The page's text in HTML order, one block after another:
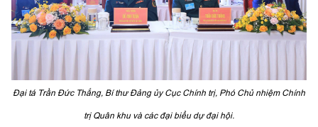
Đại tá Trần Đức Thắng, Bí thư Đảng ủy Cục Chính trị, Phó Chủ nhiệm Chính
trị Quân khu và các đại biểu dự đại hội.